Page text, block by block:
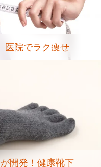
院でラク痩せ
開発！健康靴下